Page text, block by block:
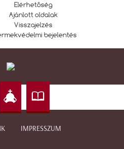
Elérhetőség
Ajánlott oldalak
Visszajelzés
bejelentés
IMPRESSZUM